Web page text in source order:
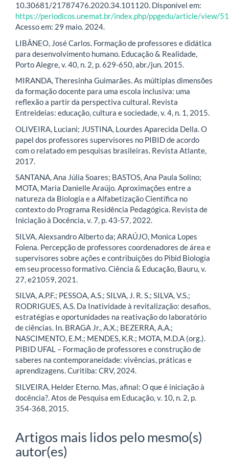
10.30681/21787476.2020.34.101120. Disponível em:
https://periodicos.unemat.br/index.php/ppgedu/article/view/
Acesso em: 29 maio. 2024.
LIBÂNEO, José Carlos. Formação de professores e didática
para desenvolvimento humano. Educação & Realidade,
Porto Alegre, v. 40, n. 2, p. 629-650, abr./jun. 2015.
MIRANDA, Theresinha Guimarães. As múltiplas dimensões
da formação docente para uma escola inclusiva: uma
reflexão a partir da perspectiva cultural. Revista
Entreideias: educação, cultura e sociedade, v. 4, n. 1, 2015.
OLIVEIRA, Luciani; JUSTINA, Lourdes Aparecida Della. O
papel dos professores supervisores no PIBID de acordo
com o relatado em pesquisas brasileiras. Revista Atlante,
2017.
SANTANA, Ana Júlia Soares; BASTOS, Ana Paula Solino;
MOTA, Maria Danielle Araújo. Aproximações entre a
natureza da Biologia e a Alfabetização Científica no
contexto do Programa Residência Pedagógica. Revista de
Iniciação à Docência, v. 7, p. 43-57, 2022.
SILVA, Alexsandro Alberto da; ARAÚJO, Monica Lopes
Folena. Percepção de professores coordenadores de área e
supervisores sobre ações e contribuições do Pibid Biologia
em seu processo formativo. Ciência & Educação, Bauru, v.
27, e21059, 2021.
SILVA, A.P.F.; PESSOA, A.S.; SILVA, J. R. S.; SILVA, V.S.;
RODRIGUES, A.S. Da Inatividade à revitalização: desafios,
estratégias e oportunidades na reativação do laboratório
de ciências. In. BRAGA Jr., A.X.; BEZERRA, A.A.;
NASCIMENTO, E.M.; MENDES, K.R.; MOTA, M.D.A (org.).
PIBID UFAL – Formação de professores e construção de
saberes na contemporaneidade: vivências, práticas e
aprendizagens. Curitiba: CRV, 2024.
SILVEIRA, Helder Eterno. Mas, afinal: O que é iniciação à
docência?. Atos de Pesquisa em Educação, v. 10, n. 2, p.
354-368, 2015.
Artigos mais lidos pelo mesmo(s)
autor(es)